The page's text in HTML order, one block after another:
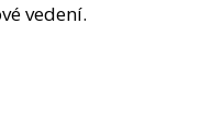
vedení.